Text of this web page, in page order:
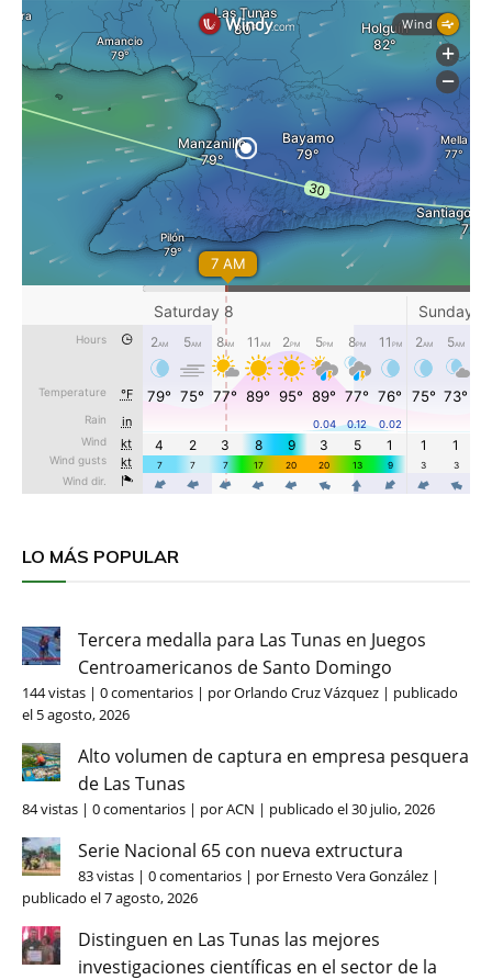
LO MÁS POPULAR
Tercera medalla para Las Tunas en Juegos
Centroamericanos de Santo Domingo
144 vistas | 0 comentarios | porOrlando Cruz Vázquez | publicado
el 5 agosto, 2026
Alto volumen de captura en empresa pesquera
de Las Tunas
84 vistas | 0 comentarios | porACN | publicado el 30 julio, 2026
Serie Nacional 65 con nueva extructura
83 vistas | 0 comentarios | por Ernesto Vera González |
publicado el 7 agosto, 2026
Distinguen en Las Tunas las mejores
investigaciones científicas en el sector de la